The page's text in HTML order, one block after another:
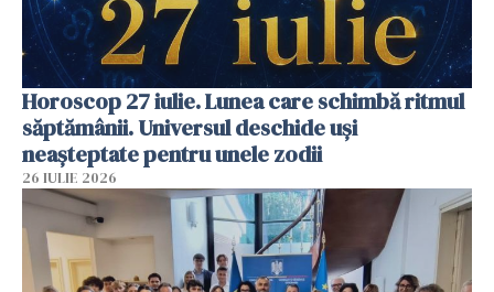
Horoscop 27 iulie. Lunea care schimbă ritmul
săptămânii. Universul deschide uși
neașteptate pentru unele zodii
26 IULIE 2026